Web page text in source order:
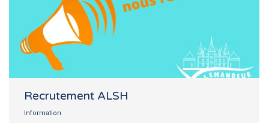
Recrutement ALSH
Information